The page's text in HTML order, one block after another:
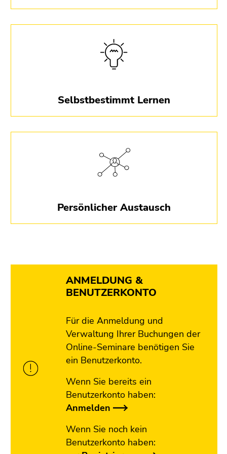
Selbstbestimmt Lernen
Kompakte Lernformate mit Material für ca. 25 Std.
Workload. Nach erfolgreicher Abschlussprüfung
wartet ein Teilnahmezertifikat.
Persönlicher Austausch
anderen Mitlernenden ermöglichen Diskussion und
Austausch über neues Wissen.
ANMELDUNG &
BENUTZERKONTO
Für die Anmeldung und
Verwaltung Ihrer Buchungen der
Online-Seminare benötigen Sie
ein Benutzerkonto.
Wenn Sie bereits ein
Benutzerkonto haben:
Anmelden
Wenn Sie noch kein
Benutzerkonto haben: